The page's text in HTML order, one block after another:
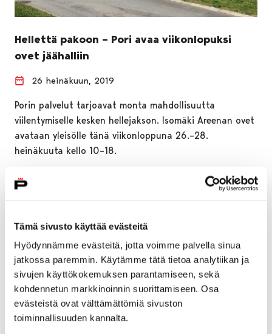
Tämä sivusto käyttää evästeitä
Hyödynnämme evästeitä, jotta voimme palvella sinua
jatkossa paremmin. Käytämme tätä tietoa analytiikan ja
sivujen käyttökokemuksen parantamiseen, sekä
kohdennetun markkinoinnin suorittamiseen. Osa
evästeistä ovat välttämättömiä sivuston
toiminnallisuuden kannalta.
Hellettä pakoon – Pori avaa viikonlopuksi
ovet jäähalliin
26 heinäkuun, 2019
Porin palvelut tarjoavat monta mahdollisuutta
viilentymiselle kesken hellejakson. Isomäki Areenan ovet
avataan yleisölle tänä viikonloppuna 26.–28.
heinäkuuta kello 10–18.